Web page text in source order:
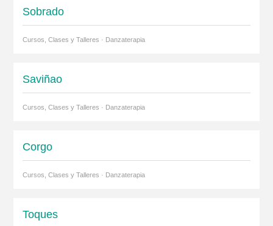
Sobrado
Cursos, Clases y Talleres · Danzaterapia
Saviñao
Cursos, Clases y Talleres · Danzaterapia
Corgo
Cursos, Clases y Talleres · Danzaterapia
Toques